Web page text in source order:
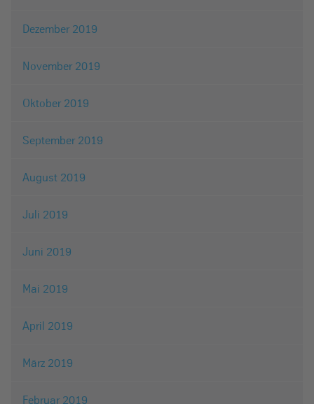
Dezember 2019
November 2019
Oktober 2019
September 2019
August 2019
Juli 2019
Juni 2019
Mai 2019
April 2019
März 2019
Februar 2019